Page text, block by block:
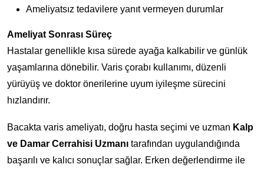
Ameliyatsız tedavilere yanıt vermeyen durumlar
Ameliyat Sonrası Süreç
Hastalar genellikle kısa sürede ayağa kalkabilir ve günlük
yaşamlarına dönebilir. Varis çorabı kullanımı, düzenli
yürüyüş ve doktor önerilerine uyum iyileşme sürecini
hızlandırır.
Bacakta varis ameliyatı, doğru hasta seçimi ve uzman Kalp
ve Damar Cerrahisi Uzmanı tarafından uygulandığında
başarılı ve kalıcı sonuçlar sağlar. Erken değerlendirme ile